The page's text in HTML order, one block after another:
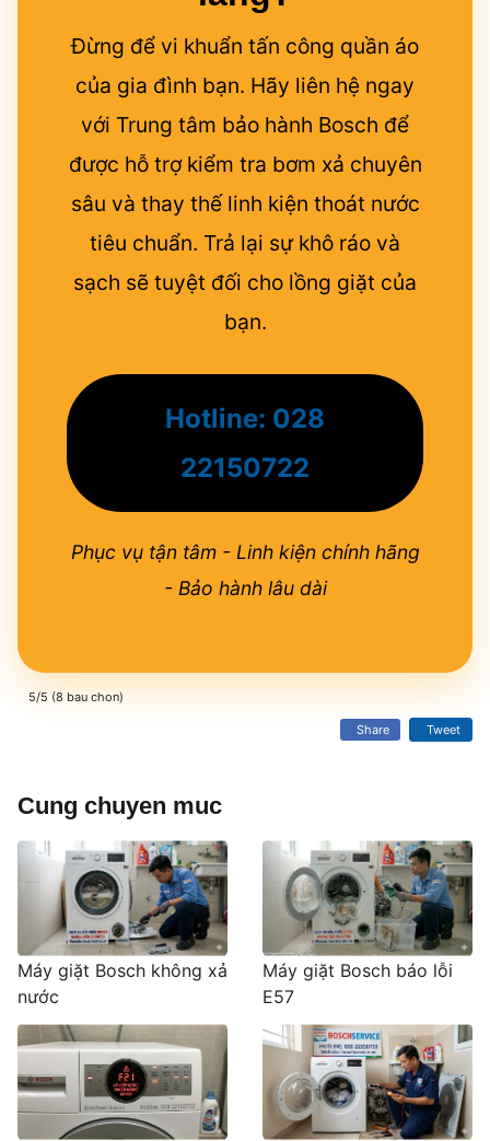
Đừng để vi khuẩn tấn công quần áo
của gia đình bạn. Hãy liên hệ ngay
với Trung tâm bảo hành Bosch để
được hỗ trợ kiểm tra bơm xả chuyên
sâu và thay thế linh kiện thoát nước
tiêu chuẩn. Trả lại sự khô ráo và
sạch sẽ tuyệt đối cho lồng giặt của
bạn.
Hotline: 028
22150722
Phục vụ tận tâm - Linh kiện chính hãng
- Bảo hành lâu dài
5/5 (8 bau chon)
Share Tweet
Cung chuyen muc
Máy giặt Bosch không xả
nước
Máy giặt Bosch báo lỗi
E57